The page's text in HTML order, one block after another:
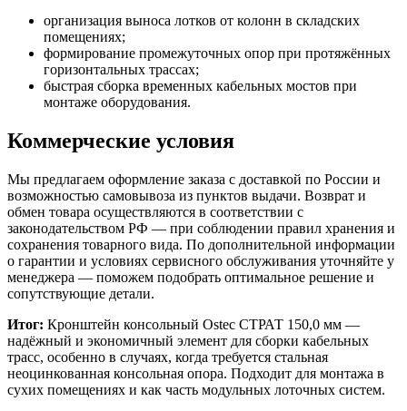
организация выноса лотков от колонн в складских
помещениях;
формирование промежуточных опор при протяжённых
горизонтальных трассах;
быстрая сборка временных кабельных мостов при
монтаже оборудования.
Коммерческие условия
Мы предлагаем оформление заказа с доставкой по России и
возможностью самовывоза из пунктов выдачи. Возврат и
обмен товара осуществляются в соответствии с
законодательством РФ — при соблюдении правил хранения и
сохранения товарного вида. По дополнительной информации
о гарантии и условиях сервисного обслуживания уточняйте у
менеджера — поможем подобрать оптимальное решение и
сопутствующие детали.
Итог: Кронштейн консольный Ostec СТРАТ 150,0 мм —
надёжный и экономичный элемент для сборки кабельных
трасс, особенно в случаях, когда требуется стальная
неоцинкованная консольная опора. Подходит для монтажа в
сухих помещениях и как часть модульных лоточных систем.